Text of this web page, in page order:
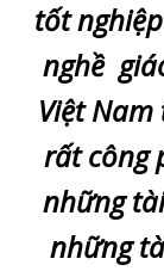
tốt
nghề
Việt
rất công
những
những